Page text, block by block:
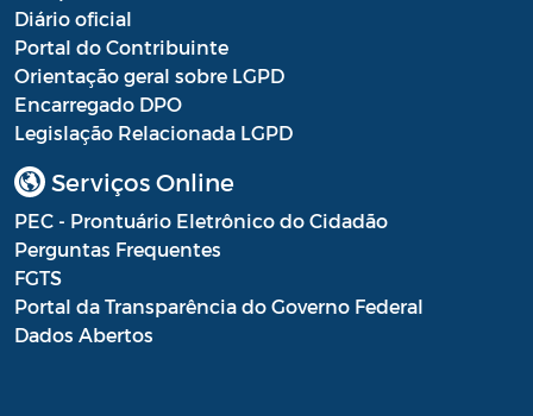
Saúde - Escala Profissionais
Saúde - Estoques de medicamentos das
farmácias públicas
nas especialidades
Saúde - Instrumentos de Gestão do SUS
Saúde - Prestação de Contas
Diário oficial
Portal do Contribuinte
Orientação geral sobre LGPD
Encarregado DPO
Legislação Relacionada LGPD
Serviços Online
PEC - Prontuário Eletrônico do Cidadão
Perguntas Frequentes
FGTS
Portal da Transparência do Governo Federal
Dados Abertos